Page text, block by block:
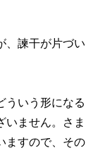
、諫干が片づい
ういう形になる
いません。さま
ますので、その